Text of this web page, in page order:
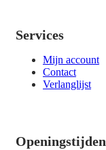
Services
Mijn account
Contact
Verlanglijst
Openingstijden